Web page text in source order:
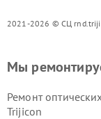
2021-2026 © СЦ
Мы
Ремонт
Trijicon